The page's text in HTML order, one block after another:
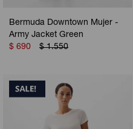
Bermuda Downtown Mujer -
Army Jacket Green
$ 690 $ 1.550